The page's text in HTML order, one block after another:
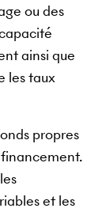
ou des
ainsi que
les taux
propres
et les